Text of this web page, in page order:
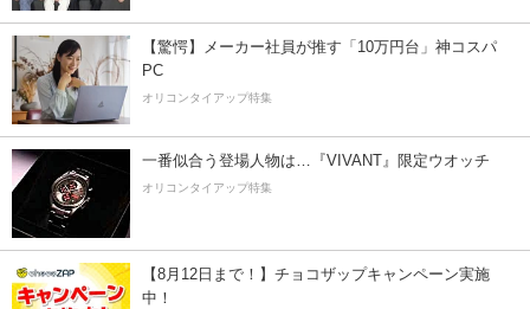
【驚愕】メーカー社員が推す「10万円台」神コスパ
PC
オリコンタイアップ特集
一番似合う登場人物は…『VIVANT』限定ウオッチ
オリコンタイアップ特集
【8月12日まで！】チョコザップキャンペーン実施
中！